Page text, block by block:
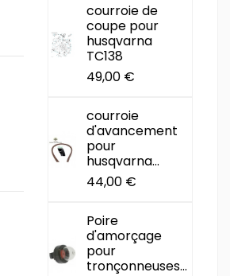
courroie de
coupe pour
husqvarna
TC138
49,00 €
courroie
d'avancement
pour
husqvarna...
44,00 €
Poire
d'amorçage
pour
tronçonneuses...